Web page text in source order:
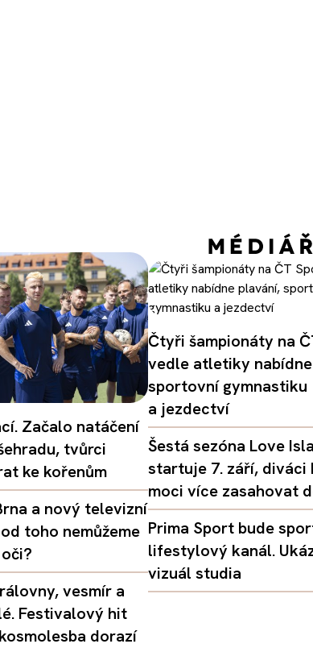
Začalo natáčení
tvůrci
ke kořenům
a nový televizní
toho nemůžeme
vesmír a
Festivalový hit
dorazí
Čtyři šampionáty na
vedle atletiky
sportovní gymnastiku
a jezdectví
Šestá sezóna Love
startuje 7. září, diváci
moci více zasahovat
Prima Sport bude
lifestylový kanál.
vizuál studia